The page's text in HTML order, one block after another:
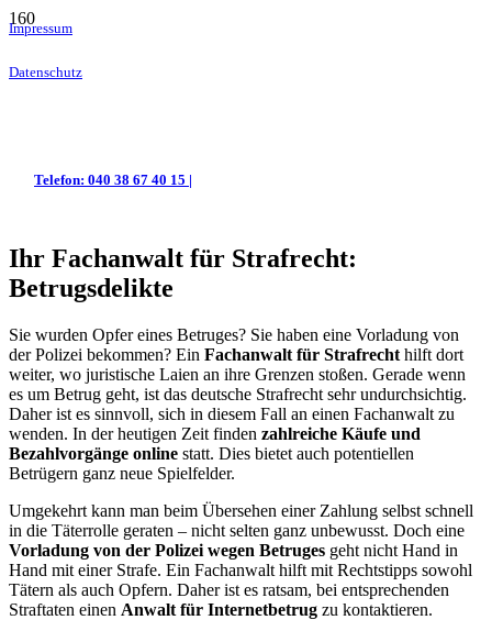
Impressum
Datenschutz
Telefon: 040 38 67 40 15 |
Ihr Fachanwalt für Strafrecht:
Betrugsdelikte
Sie wurden Opfer eines Betruges? Sie haben eine Vorladung von
der Polizei bekommen? Ein Fachanwalt für Strafrecht hilft dort
weiter, wo juristische Laien an ihre Grenzen stoßen. Gerade wenn
es um Betrug geht, ist das deutsche Strafrecht sehr undurchsichtig.
Daher ist es sinnvoll, sich in diesem Fall an einen Fachanwalt zu
wenden. In der heutigen Zeit finden zahlreiche Käufe und
Bezahlvorgänge online statt. Dies bietet auch potentiellen
Betrügern ganz neue Spielfelder.
Umgekehrt kann man beim Übersehen einer Zahlung selbst schnell
in die Täterrolle geraten – nicht selten ganz unbewusst. Doch eine
Vorladung von der Polizei wegen Betruges geht nicht Hand in
Hand mit einer Strafe. Ein Fachanwalt hilft mit Rechtstipps sowohl
Tätern als auch Opfern. Daher ist es ratsam, bei entsprechenden
Straftaten einen Anwalt für Internetbetrug zu kontaktieren.